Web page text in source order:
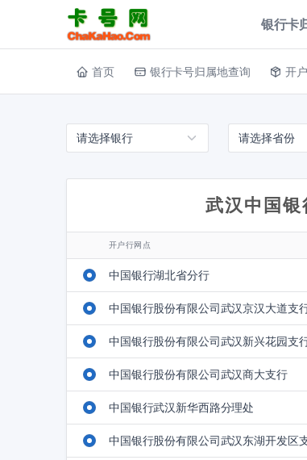
银行卡
首页 银行卡号归属地查询 开
武汉中国
开户行网点
中国银行湖北省分行
中国银行股份有限公司武汉京汉大道支
中国银行股份有限公司武汉新兴花园支
中国银行股份有限公司武汉商大支行
中国银行武汉新华西路分理处
中国银行股份有限公司武汉东湖开发区